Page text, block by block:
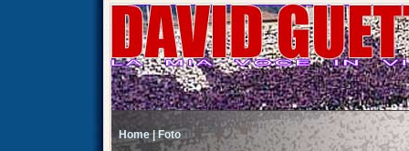
Home | Foto